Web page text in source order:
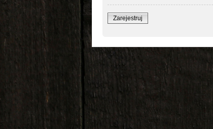
Zarejestruj